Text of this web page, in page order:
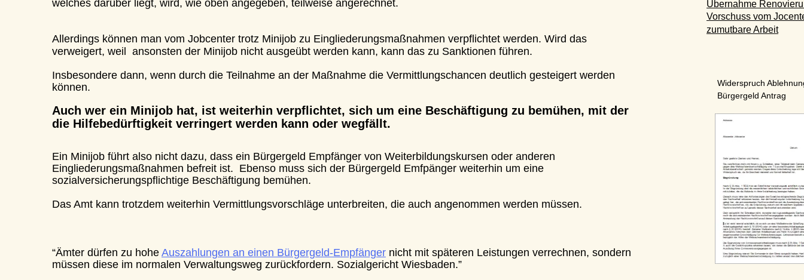
welches darüber liegt, wird, wie oben angegeben, teilweise angerechnet.
Allerdings können man vom Jobcenter trotz Minijob zu Eingliederungsmaßnahmen verpflichtet werden. Wird das
verweigert, weil  ansonsten der Minijob nicht ausgeübt werden kann, kann das zu Sanktionen führen.
Insbesondere dann, wenn durch die Teilnahme an der Maßnahme die Vermittlungschancen deutlich gesteigert werden
können.
Auch wer ein Minijob hat, ist weiterhin verpflichtet, sich um eine Beschäftigung zu bemühen, mit der
die Hilfebedürftigkeit verringert werden kann oder wegfällt.
Ein Minijob führt also nicht dazu, dass ein Bürgergeld Empfänger von Weiterbildungskursen oder anderen
Eingliederungsmaßnahmen befreit ist.  Ebenso muss sich der Bürgergeld Emfpänger weiterhin um eine
sozialversicherungspflichtige Beschäftigung bemühen.
Das Amt kann trotzdem weiterhin Vermittlungsvorschläge unterbreiten, die auch angenommen werden müssen.
“Ämter dürfen zu hohe Auszahlungen an einen Bürgergeld-Empfänger nicht mit späteren Leistungen verrechnen, sondern
müssen diese im normalen Verwaltungsweg zurückfordern. Sozialgericht Wiesbaden.”
Widerspruch Ablehnung
Bürgergeld Antrag
Übernahme Renovierung
Vorschuss vom Jocenter
zumutbare Arbeit